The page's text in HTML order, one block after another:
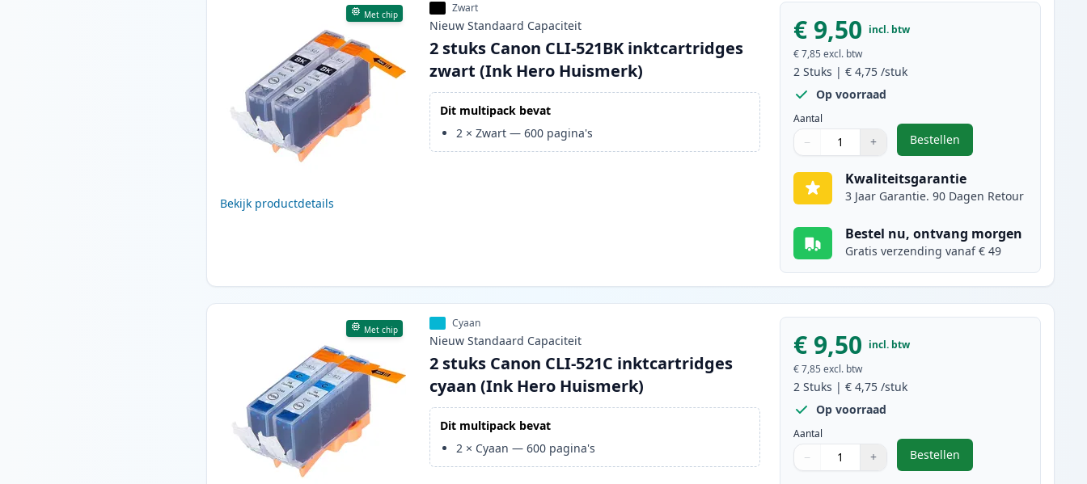
Met chip
Bekijk productdetails
Zwart
Nieuw Standaard Capaciteit
2 stuks Canon CLI-521BK inktcartridges
zwart (Ink Hero Huismerk)
Dit multipack bevat
2 ×Zwart —600 pagina's
€ 9,50 incl. btw
€ 7,85 excl. btw
2 Stuks |€ 4,75 /stuk
Op voorraad
Aantal
Aantal
Gebruik de knoppen om aan te passen
− +
Aantal 1
Bestellen
,2 stuks Canon CLI-521BK
Kwaliteitsgarantie
3 Jaar Garantie. 90 Dagen Retour
Bestel nu, ontvang morgen
Gratis verzending vanaf € 49
Met chip Cyaan
Nieuw Standaard Capaciteit
2 stuks Canon CLI-521C inktcartridges
cyaan (Ink Hero Huismerk)
Dit multipack bevat
2 × Cyaan —600 pagina's
€ 9,50 incl. btw
€ 7,85 excl. btw
2 Stuks |€ 4,75 /stuk
Op voorraad
Aantal
Aantal
Gebruik de knoppen om aan te passen
− +
Aantal 1
Bestellen
,2 stuks Canon CLI-521C